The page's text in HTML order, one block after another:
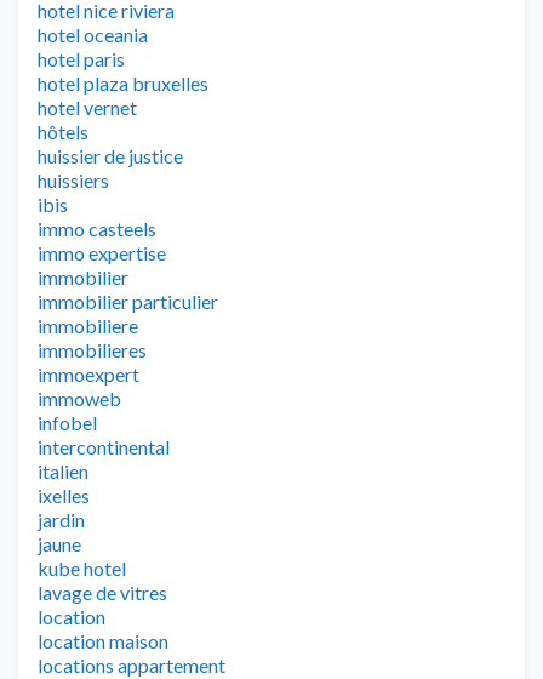
hotel nice riviera
hotel oceania
hotel paris
hotel plaza bruxelles
hotel vernet
hôtels
huissier de justice
huissiers
ibis
immo casteels
immo expertise
immobilier
immobilier particulier
immobiliere
immobilieres
immoexpert
immoweb
infobel
intercontinental
italien
ixelles
jardin
jaune
kube hotel
lavage de vitres
location
location maison
locations appartement